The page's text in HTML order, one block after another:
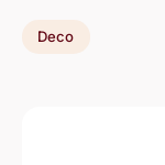
Deco